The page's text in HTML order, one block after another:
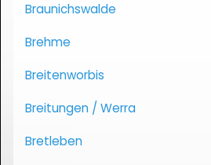
Braunichswalde
Brehme
Breitenworbis
Breitungen / Werra
Bretleben